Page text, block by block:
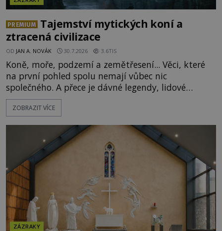
PREMIUM
Tajemství mytických koní a
ztracená civilizace
OD JAN A. NOVÁK 30.7.2026 3.6TIS
Koně, moře, podzemí a zemětřesení... Věci, které
na první pohled spolu nemají vůbec nic
společného. A přece je dávné legendy, lidové
pohádky i podvědomí psychicky nemocných lidí
podivným způsobem vzájemně propojují. Je
tajemství pocházející ze samých počátků lidské
civilizace? Nebo dokonce z temných vod minulosti
ještě mnohem hlubších? [g
ZOBRAZIT VÍCE
ZÁZRAKY